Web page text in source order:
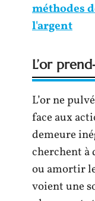
méthodes
l'argent
L’or
L’or ne
face aux
demeure
cherchent
ou amortir
voient une